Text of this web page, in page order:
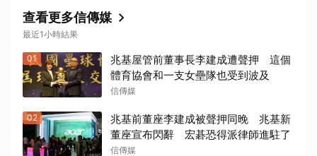
查看更多信傳媒
最近1小時結果
01
兆基屋管前董事長李建成遭聲押 這個
體育協會和一支女壘隊也受到波及
信傳媒
02
兆基前董座李建成被聲押同晚 兆基新
董座宣布閃辭 宏碁恐得派律師進駐了
信傳媒